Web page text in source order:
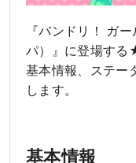
『バンドリ！ ガ
パ）』に登場す
基本情報、ステー
します。
基本情報